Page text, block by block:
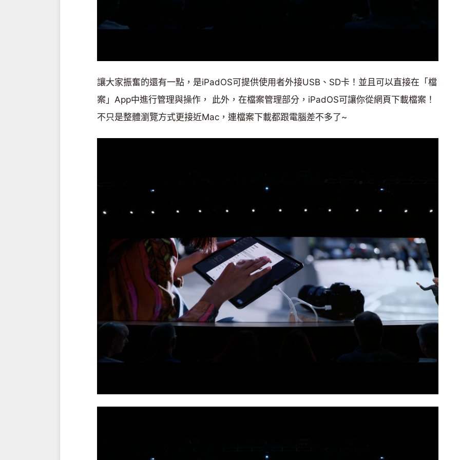
讓大家振奮的還有一點，是iPadOS可提供使用者外接USB、SD卡！並且可以直接在「檔
案」App中進行管理與操作， 此外，在檔案管理部分，iPadOS可讓你從網頁下載檔案！
不只是整體瀏覽方式更接近Mac，連檔案下載都跟電腦差不多了~